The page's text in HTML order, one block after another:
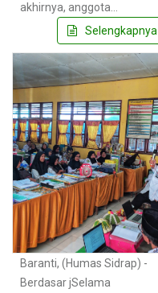
akhirnya, anggota…
Selengkapnya
Baranti, (Humas Sidrap) -
Berdasar jSelama